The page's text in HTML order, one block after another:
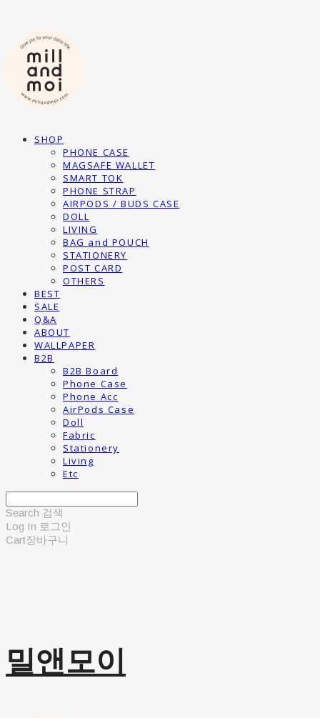
SHOP
PHONE CASE
MAGSAFE WALLET
SMART TOK
PHONE STRAP
AIRPODS / BUDS CASE
DOLL
LIVING
BAG and POUCH
STATIONERY
POST CARD
OTHERS
BEST
SALE
Q&A
ABOUT
WALLPAPER
B2B
B2B Board
Phone Case
Phone Acc
AirPods Case
Doll
Fabric
Stationery
Living
Etc
Search 검색
Log In 로그인
Cart장바구니
밀앤모이